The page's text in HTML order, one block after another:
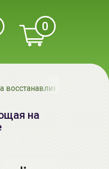
0
восстанавливающая на
на